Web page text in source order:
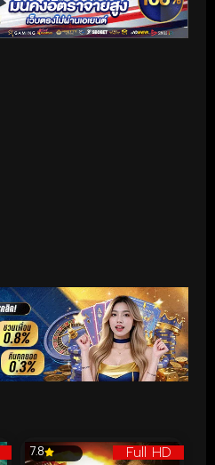
Full HD
7.8